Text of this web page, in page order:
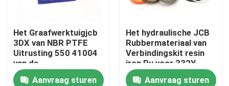
Kwaliteitscontrole
Contacteer ons
Het Graafwerktuigjcb
3DX van NBR PTFE
Uitrusting 550 41004
van de
Stabilisatorverbinding
Aanvraag sturen
Het hydraulische JCB
Rubbermateriaal van
Verbindingskit resin
iron Pu voor 332Y-
5599
Aanvraag sturen